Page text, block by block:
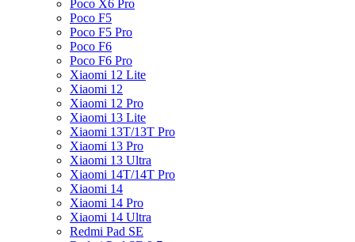
Poco X6 Pro
Poco F5
Poco F5 Pro
Poco F6
Poco F6 Pro
Xiaomi 12 Lite
Xiaomi 12
Xiaomi 12 Pro
Xiaomi 13 Lite
Xiaomi 13T/13T Pro
Xiaomi 13 Pro
Xiaomi 13 Ultra
Xiaomi 14T/14T Pro
Xiaomi 14
Xiaomi 14 Pro
Xiaomi 14 Ultra
Redmi Pad SE